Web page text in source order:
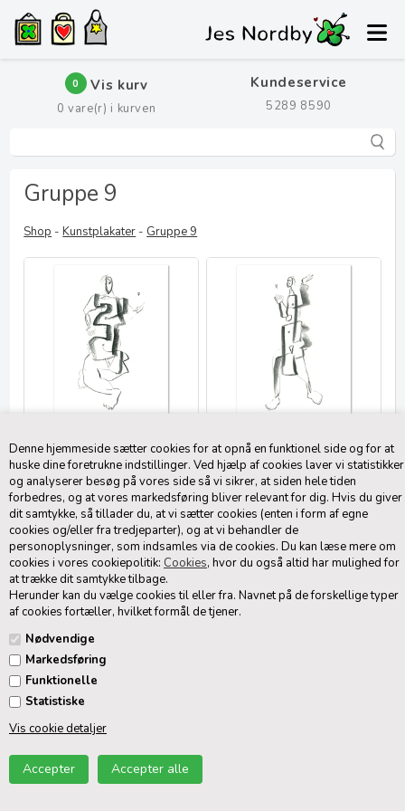
Denne hjemmeside sætter cookies for at opnå en funktionel side og for at
huske dine foretrukne indstillinger. Ved hjælp af cookies laver vi statistikker
og analyserer besøg på vores side så vi sikrer, at siden hele tiden
forbedres, og at vores markedsføring bliver relevant for dig. Hvis du giver
dit samtykke, så tillader du, at vi sætter cookies (enten i form af egne
cookies og/eller fra tredjeparter), og at vi behandler de
personoplysninger, som indsamles via de cookies. Du kan læse mere om
cookies i vores cookiepolitik: Cookies, hvor du også altid har mulighed for
at trække dit samtykke tilbage.
Herunder kan du vælge cookies til eller fra. Navnet på de forskellige typer
af cookies fortæller, hvilket formål de tjener.
Nødvendige
Markedsføring
Funktionelle
Statistiske
Vis cookie detaljer
0 Vis kurv
0 vare(r) i kurven
Kundeservice
5289 8590
Gruppe 9
Shop -Kunstplakater - Gruppe 9
Tegning
200,00 DKK
Tegning
200,00 DKK
Tegning
200,00 DKK